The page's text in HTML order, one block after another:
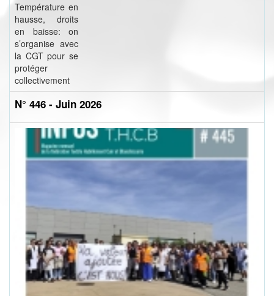
Température en
hausse, droits
en baisse: on
s’organise avec
la CGT pour se
protéger
collectivement
N° 446 - Juin 2026